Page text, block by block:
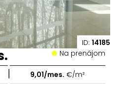
ID: 14185
Na prenájom
| 9,01/mes. €/m²